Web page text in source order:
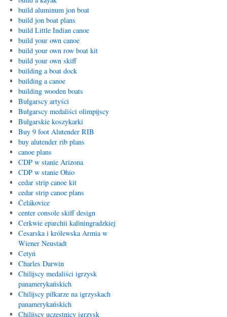
build aluminum jon boat
build jon boat plans
build Little Indian canoe
build your own canoe
build your own row boat kit
build your own skiff
building a boat dock
building a canoe
building wooden boats
Bułgarscy artyści
Bułgarscy medaliści olimpijscy
Bułgarskie koszykarki
Buy 9 foot Alutender RIB
buy alutender rib plans
canoe plans
CDP w stanie Arizona
CDP w stanie Ohio
cedar strip canoe kit
cedar strip canoe plans
Čelákovice
center console skiff design
Cerkwie eparchii kaliningradzkiej
Cesarska i królewska Armia w
Wiener Neustadt
Cetyń
Charles Darwin
Chilijscy medaliści igrzysk
panamerykańskich
Chilijscy piłkarze na igrzyskach
panamerykańskich
Chilijscy uczestnicy igrzysk